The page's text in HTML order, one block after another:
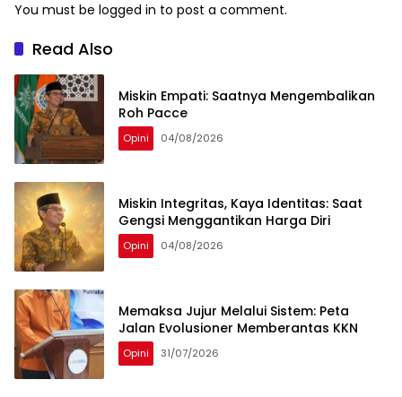
You must be logged in to post a comment.
Read Also
Miskin Empati: Saatnya Mengembalikan
Roh Pacce
Opini 04/08/2026
Miskin Integritas, Kaya Identitas: Saat
Gengsi Menggantikan Harga Diri
Opini 04/08/2026
Memaksa Jujur Melalui Sistem: Peta
Jalan Evolusioner Memberantas KKN
Opini 31/07/2026